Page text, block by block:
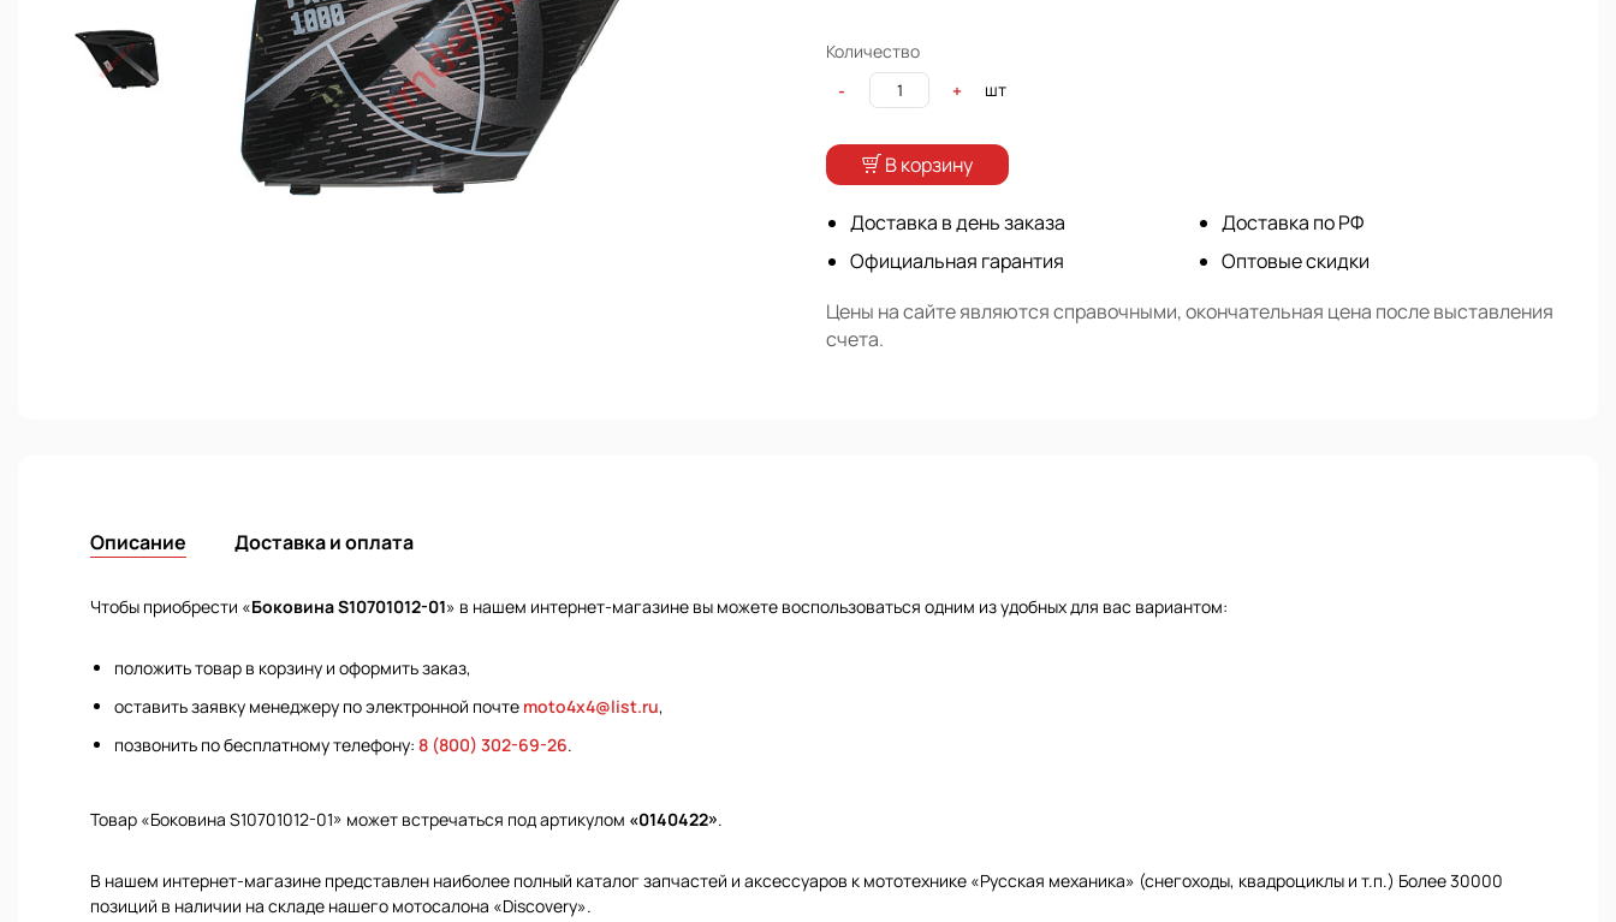
Количество
-
+ шт
В корзину
Доставка в день заказа
Официальная гарантия
Доставка по РФ
Оптовые скидки
Цены на сайте являются справочными, окончательная цена после выставления
счета.
Описание Доставка и оплата
Чтобы приобрести «Боковина S10701012-01» в нашем интернет-магазине вы можете воспользоваться одним из удобных для вас вариантом:
положить товар в корзину и оформить заказ,
оставить заявку менеджеру по электронной почте moto4x4@list.ru,
позвонить по бесплатному телефону: 8 (800) 302-69-26.
Товар «Боковина S10701012-01» может встречаться под артикулом «0140422».
В нашем интернет-магазине представлен наиболее полный каталог запчастей и аксессуаров к мототехнике «Русская механика» (снегоходы, квадроциклы и т.п.) Более 30000
позиций в наличии на складе нашего мотосалона «Discovery».